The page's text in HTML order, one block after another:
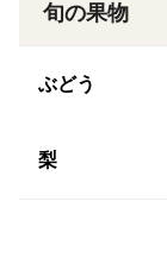
旬の果物
ぶどう
梨